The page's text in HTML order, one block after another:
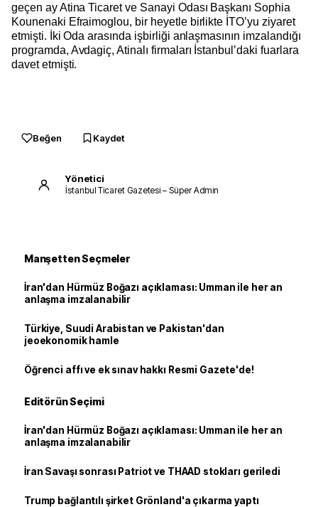
geçen ay Atina Ticaret ve Sanayi Odası Başkanı Sophia
Kounenaki Efraimoglou, bir heyetle birlikte İTO’yu ziyaret
etmişti. İki Oda arasında işbirliği anlaşmasının imzalandığı
programda, Avdagiç, Atinalı firmaları İstanbul’daki fuarlara
davet etmişti.
Beğen Kaydet
Yönetici
İstanbul Ticaret Gazetesi – Süper Admin
Manşetten Seçmeler
İran'dan Hürmüz Boğazı açıklaması: Umman ile her an
anlaşma imzalanabilir
Türkiye, Suudi Arabistan ve Pakistan'dan
jeoekonomik hamle
Öğrenci affı ve ek sınav hakkı Resmi Gazete'de!
Editörün Seçimi
İran'dan Hürmüz Boğazı açıklaması: Umman ile her an
anlaşma imzalanabilir
İran Savaşı sonrası Patriot ve THAAD stokları geriledi
Trump bağlantılı şirket Grönland'a çıkarma yaptı